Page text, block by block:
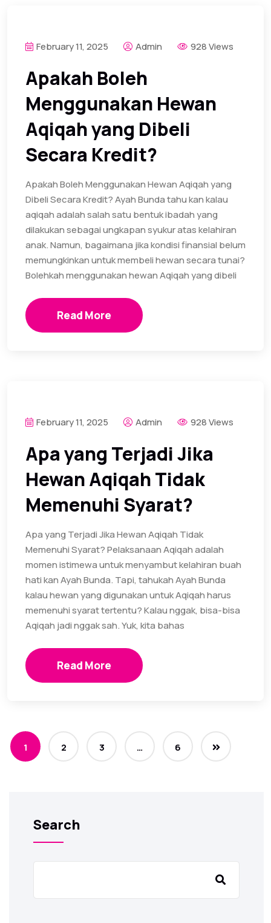
February 11, 2025 Admin 928 Views
Apakah Boleh
Menggunakan Hewan
Aqiqah yang Dibeli
Secara Kredit?
Apakah Boleh Menggunakan Hewan Aqiqah yang
Dibeli Secara Kredit? Ayah Bunda tahu kan kalau
aqiqah adalah salah satu bentuk ibadah yang
dilakukan sebagai ungkapan syukur atas kelahiran
anak. Namun, bagaimana jika kondisi finansial belum
memungkinkan untuk membeli hewan secara tunai?
Bolehkah menggunakan hewan Aqiqah yang dibeli
Read More
February 11, 2025 Admin 928 Views
Apa yang Terjadi Jika
Hewan Aqiqah Tidak
Memenuhi Syarat?
Apa yang Terjadi Jika Hewan Aqiqah Tidak
Memenuhi Syarat? Pelaksanaan Aqiqah adalah
momen istimewa untuk menyambut kelahiran buah
hati kan Ayah Bunda. Tapi, tahukah Ayah Bunda
kalau hewan yang digunakan untuk Aqiqah harus
memenuhi syarat tertentu? Kalau nggak, bisa-bisa
Aqiqah jadi nggak sah. Yuk, kita bahas
Read More
1 2 3 … 6
Search